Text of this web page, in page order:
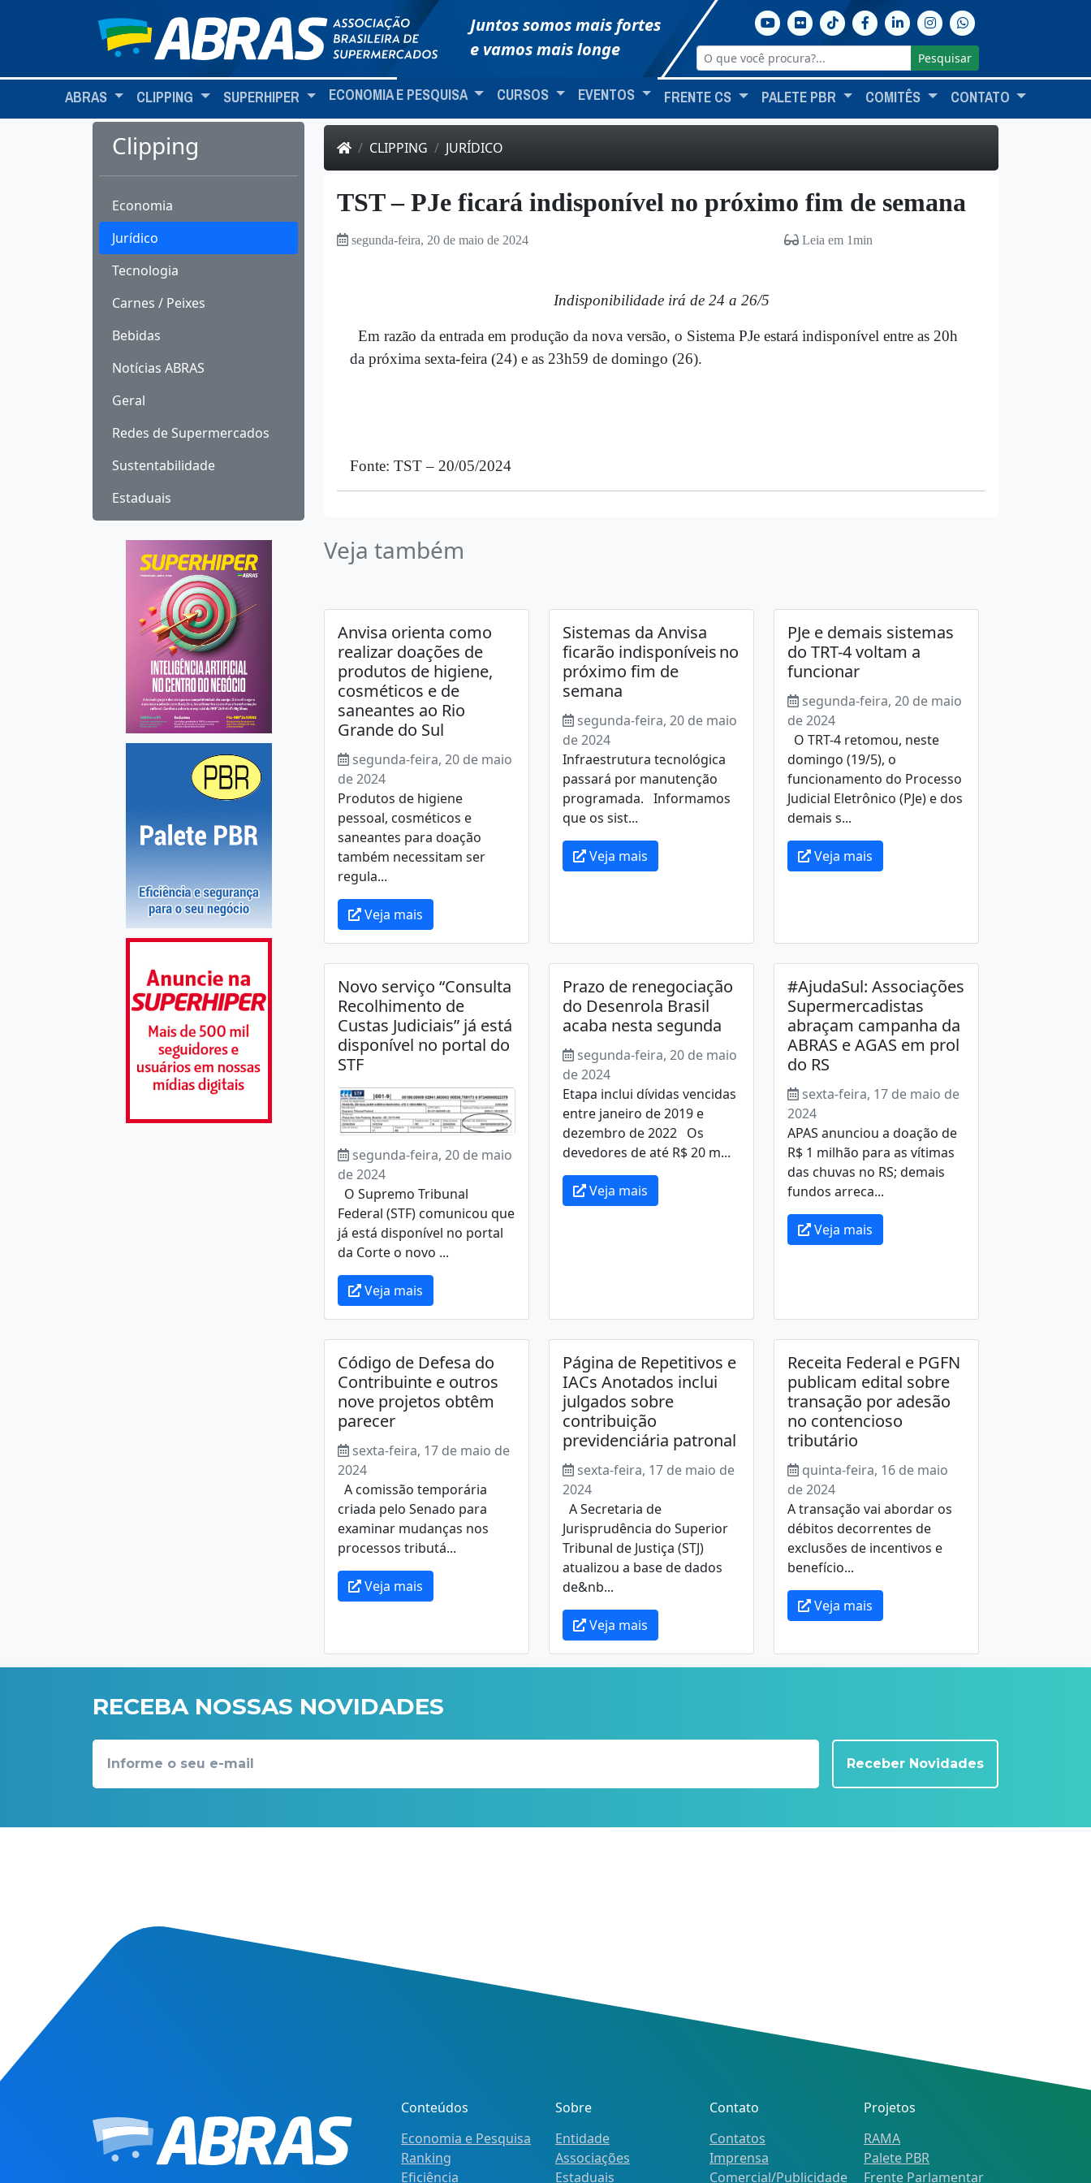
Juntos somos mais fortes
e vamos mais longe
Pesquisar
ABRAS CLIPPING SUPERHIPER ECONOMIA E PESQUISA CURSOS EVENTOS FRENTE CS PALETE PBR COMITÊS CONTATO
Clipping
Economia
Jurídico
Tecnologia
Carnes / Peixes
Bebidas
Notícias ABRAS
Geral
Redes de Supermercados
Sustentabilidade
Estaduais
CLIPPING JURÍDICO
TST – PJe ficará indisponível no próximo fim de semana
segunda-feira, 20 de maio de 2024 Leia em 1min
Indisponibilidade irá de 24 a 26/5
Em razão da entrada em produção da nova versão, o Sistema PJe estará indisponível entre as 20h
da próxima sexta-feira (24) e as 23h59 de domingo (26).
Fonte: TST – 20/05/2024
Veja também
Anvisa orienta como
realizar doações de
produtos de higiene,
cosméticos e de
saneantes ao Rio
Grande do Sul
segunda-feira, 20 de maio
de 2024
Produtos de higiene
pessoal, cosméticos e
saneantes para doação
também necessitam ser
regula...
Veja mais
Sistemas da Anvisa
ficarão indisponíveis no
próximo fim de
semana
segunda-feira, 20 de maio
de 2024
Infraestrutura tecnológica
passará por manutenção
programada. Informamos
que os sist...
Veja mais
PJe e demais sistemas
do TRT-4 voltam a
funcionar
segunda-feira, 20 de maio
de 2024
O TRT-4 retomou, neste
domingo (19/5), o
funcionamento do Processo
Judicial Eletrônico (PJe) e dos
demais s...
Veja mais
Novo serviço “Consulta
Recolhimento de
Custas Judiciais” já está
disponível no portal do
STF
segunda-feira, 20 de maio
de 2024
O Supremo Tribunal
Federal (STF) comunicou que
já está disponível no portal
da Corte o novo ...
Veja mais
Prazo de renegociação
do Desenrola Brasil
acaba nesta segunda
segunda-feira, 20 de maio
de 2024
Etapa inclui dívidas vencidas
entre janeiro de 2019 e
dezembro de 2022 Os
devedores de até R$ 20 m...
Veja mais
#AjudaSul: Associações
Supermercadistas
abraçam campanha da
ABRAS e AGAS em prol
do RS
sexta-feira, 17 de maio de
2024
APAS anunciou a doação de
R$ 1 milhão para as vítimas
das chuvas no RS; demais
fundos arreca...
Veja mais
Código de Defesa do
Contribuinte e outros
nove projetos obtêm
parecer
sexta-feira, 17 de maio de
2024
A comissão temporária
criada pelo Senado para
examinar mudanças nos
processos tributá...
Veja mais
Página de Repetitivos e
IACs Anotados inclui
julgados sobre
contribuição
previdenciária patronal
sexta-feira, 17 de maio de
2024
A Secretaria de
Jurisprudência do Superior
Tribunal de Justiça (STJ)
atualizou a base de dados
de&nb...
Veja mais
Receita Federal e PGFN
publicam edital sobre
transação por adesão
no contencioso
tributário
quinta-feira, 16 de maio
de 2024
A transação vai abordar os
débitos decorrentes de
exclusões de incentivos e
benefício...
Veja mais
RECEBA NOSSAS NOVIDADES
Receber Novidades
Conteúdos
Economia e Pesquisa
Ranking
Eficiência
Sobre
Entidade
Associações
Estaduais
Contato
Contatos
Imprensa
Comercial/Publicidade
Projetos
RAMA
Palete PBR
Frente Parlamentar